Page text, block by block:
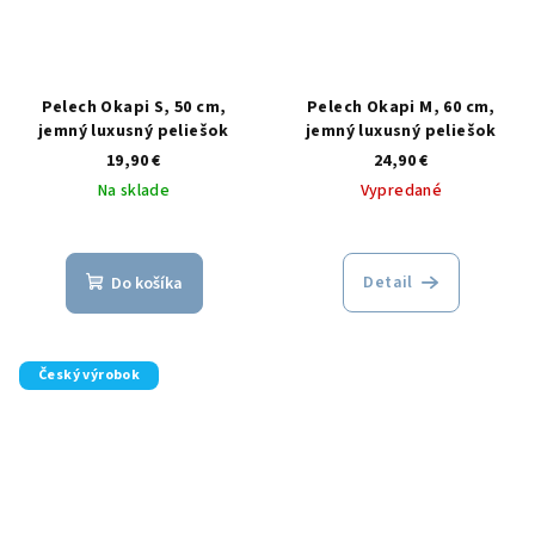
Pelech Okapi S, 50 cm,
jemný luxusný peliešok
19,90 €
Na sklade
Do košíka
Pelech Okapi M, 60 cm,
jemný luxusný peliešok
24,90 €
Vypredané
Detail
Český výrobok